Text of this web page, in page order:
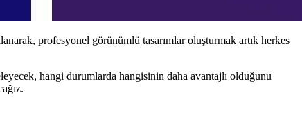
profesyonel görünümlü tasarımlar oluşturmak artık herkes
hangi durumlarda hangisinin daha avantajlı olduğunu